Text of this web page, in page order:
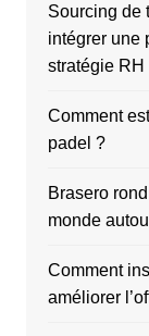
Sourcing de
intégrer une
stratégie RH
Comment
padel ?
Brasero
monde
Comment
améliorer